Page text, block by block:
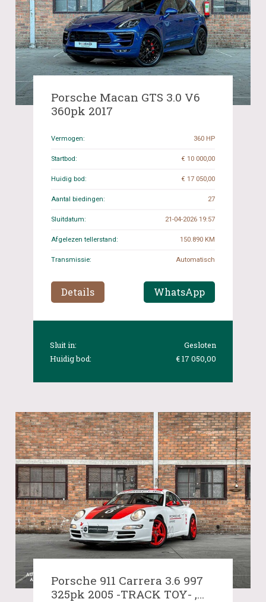
Porsche Macan GTS 3.0 V6
360pk 2017
Vermogen: 360 HP
Startbod: € 10 000,00
Huidig bod: € 17 050,00
Aantal biedingen: 27
Sluitdatum: 21-04-2026 19:57
Afgelezen tellerstand: 150.890 KM
Transmissie: Automatisch
Details WhatsApp
Sluit in:
Gesloten
Huidig bod:
€ 17 050,00
Porsche 911 Carrera 3.6 997
325pk 2005 -TRACK TOY- ,